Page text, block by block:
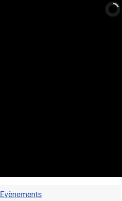
Evènements